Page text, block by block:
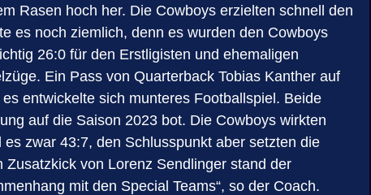
Rasen hoch her. Die Cowboys erzielten schnell den
es noch ziemlich, denn es wurden den Cowboys
26:0 für den Erstligisten und ehemaligen
Ein Pass von Quarterback Tobias Kanther auf
entwickelte sich munteres Footballspiel. Beide
auf die Saison 2023 bot. Die Cowboys wirkten
zwar 43:7, den Schlusspunkt aber setzten die
von Lorenz Sendlinger stand der
mit den Special Teams“, so der Coach.